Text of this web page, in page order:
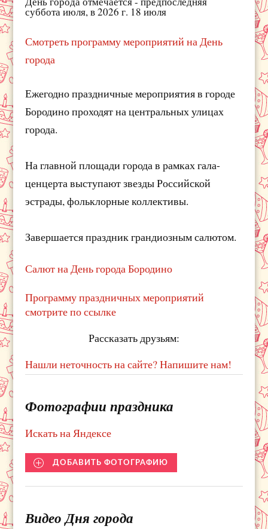
суббота июля, в 2026 г. 18 июля
Смотреть программу мероприятий на День
города
Ежегодно праздничные мероприятия в городе
Бородино проходят на центральных улицах
города.
На главной площади города в рамках гала-
ценцерта выступают звезды Российской
эстрады, фольклорные коллективы.
Завершается праздник грандиозным салютом.
Салют на День города Бородино
Программу праздничных мероприятий
смотрите по ссылке
Рассказать друзьям:
Нашли неточность на сайте? Напишите нам!
Фотографии праздника
Искать на Яндексе
ДОБАВИТЬ ФОТОГРАФИЮ
Видео Дня города